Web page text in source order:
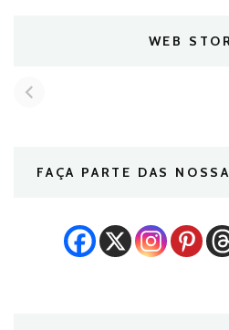
WEB
FAÇA PARTE DAS